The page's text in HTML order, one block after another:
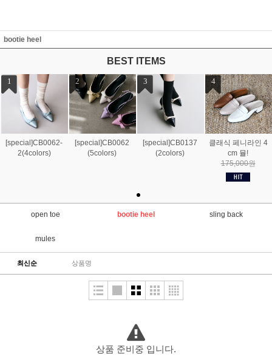
bootie heel
BEST ITEMS
1
[special]CB0062-
2(4colors)
2
[special]CB0062
(5colors)
3
[special]CB0137
(2colors)
4
클래식 페니라인 4
cm 뮬!
175,000원
open toe bootie heel sling back
mules
최신순 상품명
상품 준비중 입니다.